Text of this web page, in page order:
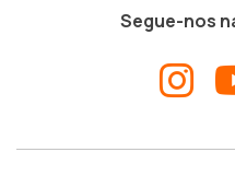
Segue-nos